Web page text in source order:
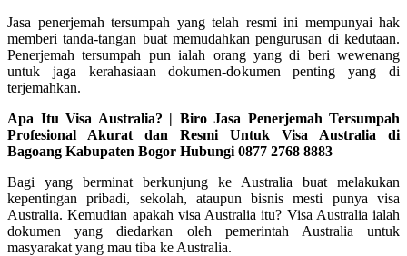
Jasa penerjemah tersumpah yang telah resmi ini mempunyai hak
memberi tanda-tangan buat memudahkan pengurusan di kedutaan.
Penerjemah tersumpah pun ialah orang yang di beri wewenang
untuk jaga kerahasiaan dokumen-dokumen penting yang di
terjemahkan.
Apa Itu Visa Australia? | Biro Jasa Penerjemah Tersumpah
Profesional Akurat dan Resmi Untuk Visa Australia di
Bagoang Kabupaten Bogor Hubungi 0877 2768 8883
Bagi yang berminat berkunjung ke Australia buat melakukan
kepentingan pribadi, sekolah, ataupun bisnis mesti punya visa
Australia. Kemudian apakah visa Australia itu? Visa Australia ialah
dokumen yang diedarkan oleh pemerintah Australia untuk
masyarakat yang mau tiba ke Australia.